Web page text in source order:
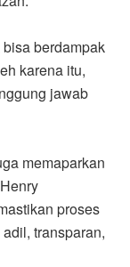
berdampak
karena itu,
jawab
memaparkan
proses
transparan,